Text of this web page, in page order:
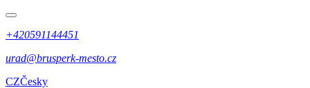
+420591144451
urad@brusperk-mesto.cz
CZČesky